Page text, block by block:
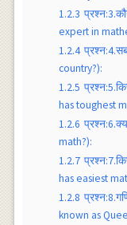
1.2.3
expert in
1.2.4
country?):
1.2.5
has toughest
1.2.6
math?):
1.2.7
has easiest
1.2.8
known as